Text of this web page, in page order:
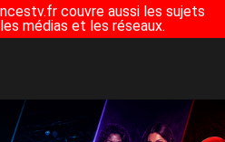
couvre aussi les sujets
médias et les réseaux.